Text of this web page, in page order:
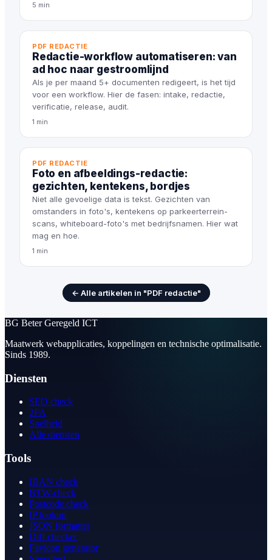
5 min
PDF REDACTIE
Redactie-workflow automatiseren: van
ad hoc naar gestroomlijnd
Als je per maand 5+ documenten redigeert, is het tijd
voor een workflow. Hier de fasen: intake, redactie,
verificatie, release, audit.
1 min
PDF REDACTIE
Foto en afbeeldings-redactie:
gezichten, kentekens, bordjes
Niet alle gevoelige data is tekst. Gezichten van
omstanders in foto's, kentekens op parkeerterrein-
scans, whiteboard-foto's met bedrijfsnamen. Hier wat
mag en hoe.
1 min
← Alle artikelen in "PDF redactie"
BG Beter Geregeld ICT
Maatwerk webapplicaties, koppelingen en technische optimalisatie.
Sinds 1989.
Diensten
SEO check
2FA
Snelheid
Alle diensten
Tools
IBAN check
BTW-check
Postcode check
IP lookup
JSON formatter
Diff checker
Favicon generator